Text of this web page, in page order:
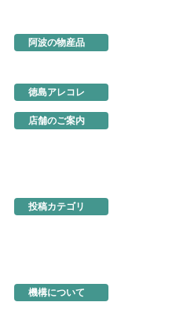
阿波の物産品
徳島アレコレ
店舗のご案内
投稿カテゴリ
機構について